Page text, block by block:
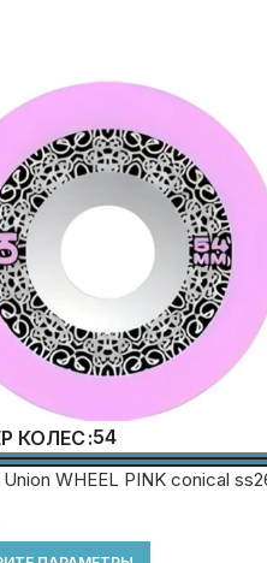
КОЛЕС 54
WHEEL PINK conical